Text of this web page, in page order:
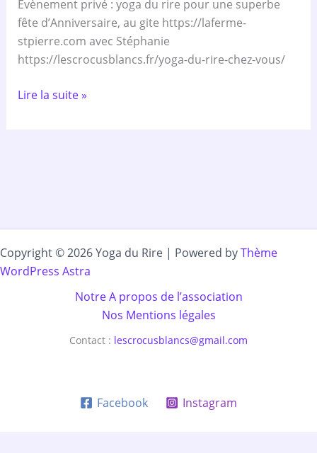
Evènement privé : yoga du rire pour une superbe
fête d’Anniversaire, au gite https://laferme-
stpierre.com avec Stéphanie
https://lescrocusblancs.fr/yoga-du-rire-chez-vous/
Lire la suite »
Copyright © 2026 Yoga du Rire | Powered byThème
WordPress Astra
Notre A propos de l’association
Nos Mentions légales
Contact : lescrocusblancs@gmail.com
Facebook Instagram